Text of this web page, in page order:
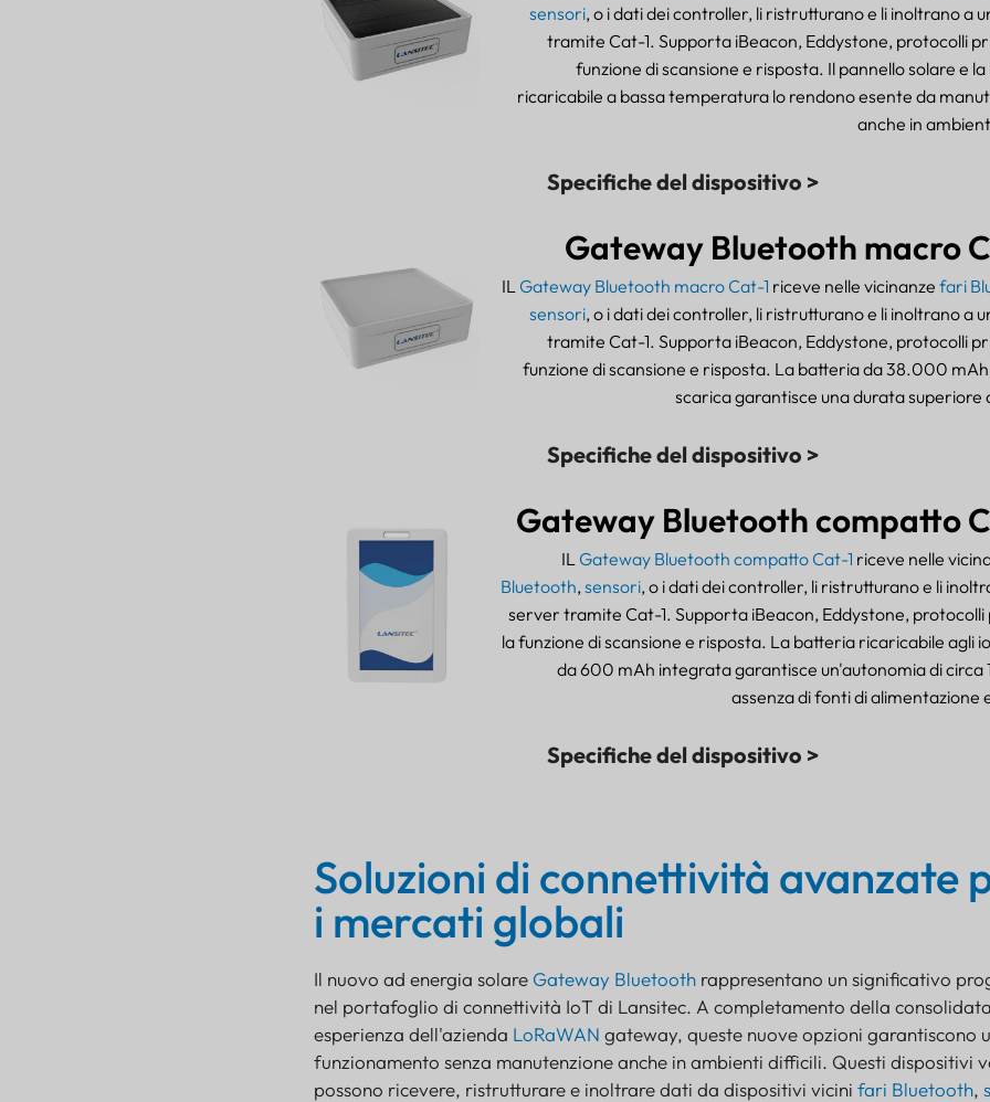
sensori, o i dati dei controller, li ristrutturano e li inoltrano a
tramite Cat-1. Supporta iBeacon, Eddystone, protocolli
funzione di scansione e risposta. Il pannello solare e
ricaricabile a bassa temperatura lo rendono esente da
anche in
Specifiche del dispositivo >
Gateway Bluetooth macro
ILGateway Bluetooth macro Cat-1 riceve nelle vicinanzefari
sensori, o i dati dei controller, li ristrutturano e li inoltrano a
tramite Cat-1. Supporta iBeacon, Eddystone, protocolli
funzione di scansione e risposta. La batteria da 38.000 mAh
scarica garantisce una durata superiore
Specifiche del dispositivo >
Gateway Bluetooth compatto
ILGateway Bluetooth compatto Cat-1 riceve nelle
Bluetooth,sensori, o i dati dei controller, li ristrutturano e li
server tramite Cat-1. Supporta iBeacon, Eddystone, protocolli
la funzione di scansione e risposta. La batteria ricaricabile agli
da 600 mAh integrata garantisce un'autonomia di circa
assenza di fonti di alimentazione
Specifiche del dispositivo >
Soluzioni di connettività avanzate
i mercati globali
Il nuovo ad energia solare Gateway Bluetoothrappresentano un significativo
nel portafoglio di connettività IoT di Lansitec. A completamento della consolidata
esperienza dell'azienda LoRaWAN gateway, queste nuove opzioni garantiscono
funzionamento senza manutenzione anche in ambienti difficili. Questi dispositivi
possono ricevere, ristrutturare e inoltrare dati da dispositivi vicini fari Bluetooth,